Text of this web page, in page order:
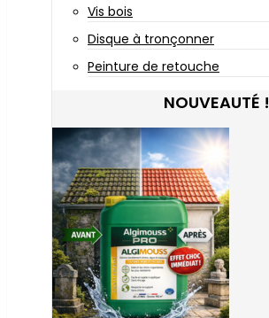
Vis bois
Disque à tronçonner
Peinture de retouche
NOUVEAUTÉ !